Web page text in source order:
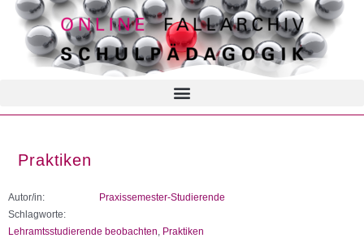
Praktiken
Autor/in:
Praxissemester-Studierende
Schlagworte:
Lehramtsstudierende beobachten Praktiken